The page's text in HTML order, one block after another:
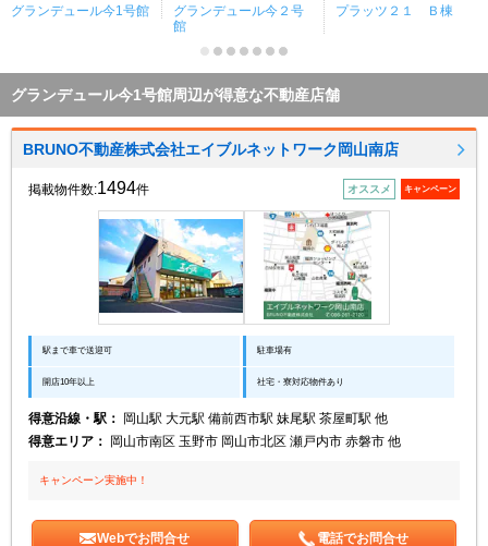
グランデュール今1号館
グランデュール今２号
館
プラッツ２１ Ｂ棟
グランデュール今1号館周辺が得意な不動産店舗
BRUNO不動産株式会社エイブルネットワーク岡山南店
掲載物件数:1494件 オススメ キャンペーン
駅まで車で送迎可 駐車場有
開店10年以上 社宅・寮対応物件あり
得意沿線・駅：
岡山駅 大元駅 備前西市駅 妹尾駅 茶屋町駅 他
得意エリア：
岡山市南区 玉野市 岡山市北区 瀬戸内市 赤磐市 他
キャンペーン実施中！
Webでお問合せ 電話でお問合せ